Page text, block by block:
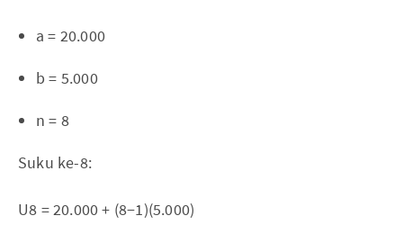
a = 20.000
b = 5.000
n = 8
Suku ke-8:
U8 = 20.000 + (8−1)(5.000)